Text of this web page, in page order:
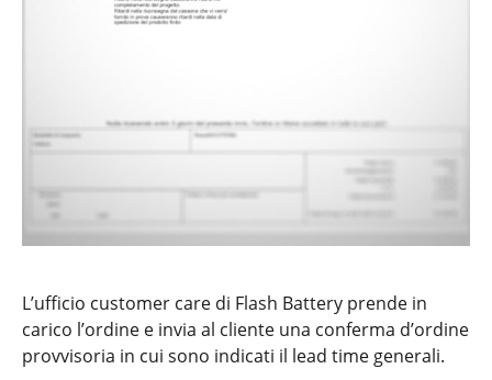
L’ufficio customer care di Flash Battery prende in
carico l’ordine e invia al cliente una conferma d’ordine
provvisoria in cui sono indicati il lead time generali.